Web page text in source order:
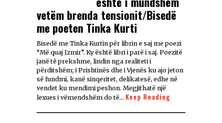
vetëm brenda tensionit/Bisedë
me poeten Tinka Kurti
Bisedë me Tinka Kurtin për librin e saj me poezi
“Më quaj Izmir”. Ky është libri i parë i saj. Poezitë
janë të prekshme, lindin nga realiteti i
përditshëm; i Prishtinës dhe i Vjenës ku ajo jeton
së fundmi, kanë sinqeritet, delikatesë, edhe në
vendet ku mendimi peshon. Megjithatë një
lexues i vëmendshëm do të… Keep Reading